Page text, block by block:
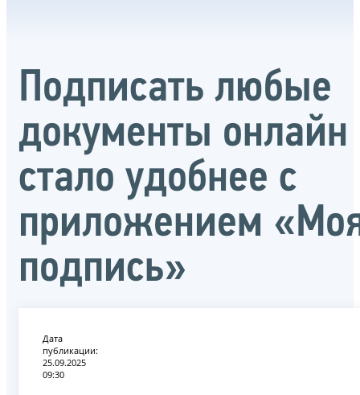
Подписать любые
документы онлайн
стало удобнее с
приложением
подпись»
Дата
публикации:
25.09.2025
09:30